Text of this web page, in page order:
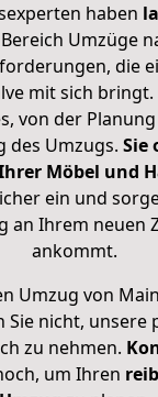
haben
Umzüge
die
mit sich
von der
des Umzugs. Sie
Möbel und
ein und
an Ihrem neuen
ankommt.
Umzug von
Sie nicht, unsere
zu nehmen.
um Ihren